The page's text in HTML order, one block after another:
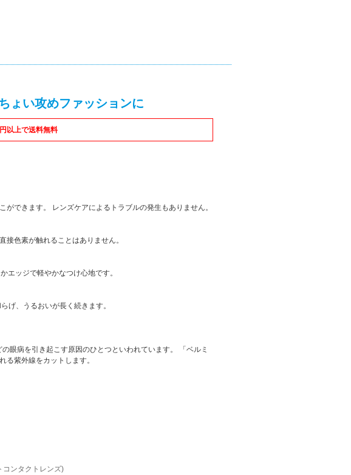
ょい攻めファッションに
以上で送料無料
できます。 レンズケアによるトラブルの発生もありません。
接色素が触れることはありません。
エッジで軽やかなつけ心地です。
げ、うるおいが長く続きます。
眼病を引き起こす原因のひとつといわれています。 「ベルミ
る紫外線をカットします。
ンタクトレンズ)